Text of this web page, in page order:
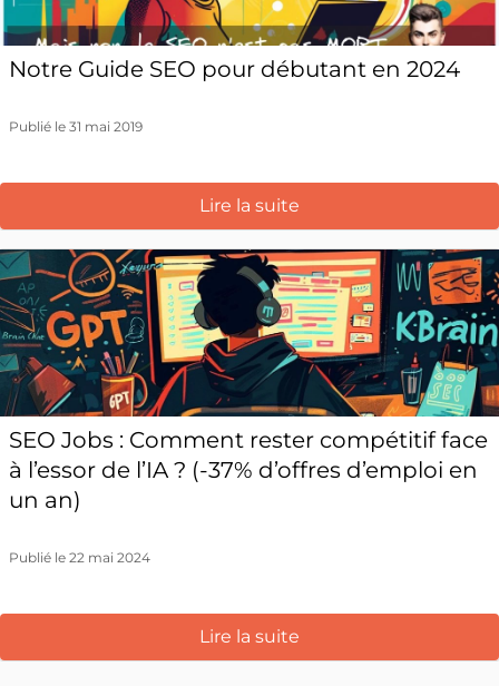
Notre Guide SEO pour débutant en 2024
Publié le 31 mai 2019
Lire la suite
SEO Jobs : Comment rester compétitif face
à l’essor de l’IA ? (-37% d’offres d’emploi en
un an)
Publié le 22 mai 2024
Lire la suite